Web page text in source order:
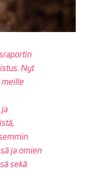
Nyt
ja omien
sekä